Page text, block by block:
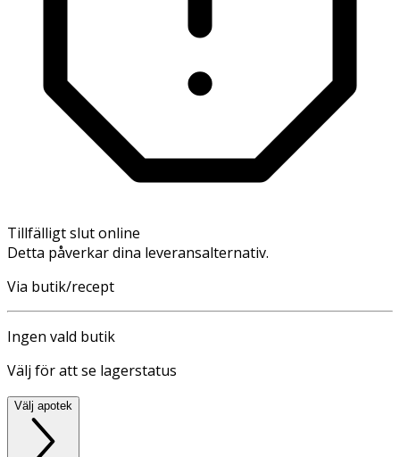
Tillfälligt slut online
Detta påverkar dina leveransalternativ.
Via butik/recept
Ingen vald butik
Välj för att se lagerstatus
Välj apotek